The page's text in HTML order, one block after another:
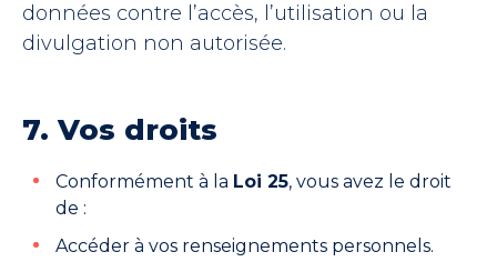
données contre l’accès, l’utilisation ou la
divulgation non autorisée.
7. Vos droits
Conformément à la Loi 25, vous avez le droit
de :
Accéder à vos renseignements personnels.